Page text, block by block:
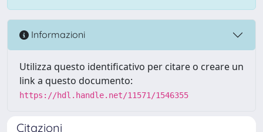
Informazioni
Utilizza questo identificativo per citare o creare un
link a questo documento:
https://hdl.handle.net/11571/1546355
Citazioni